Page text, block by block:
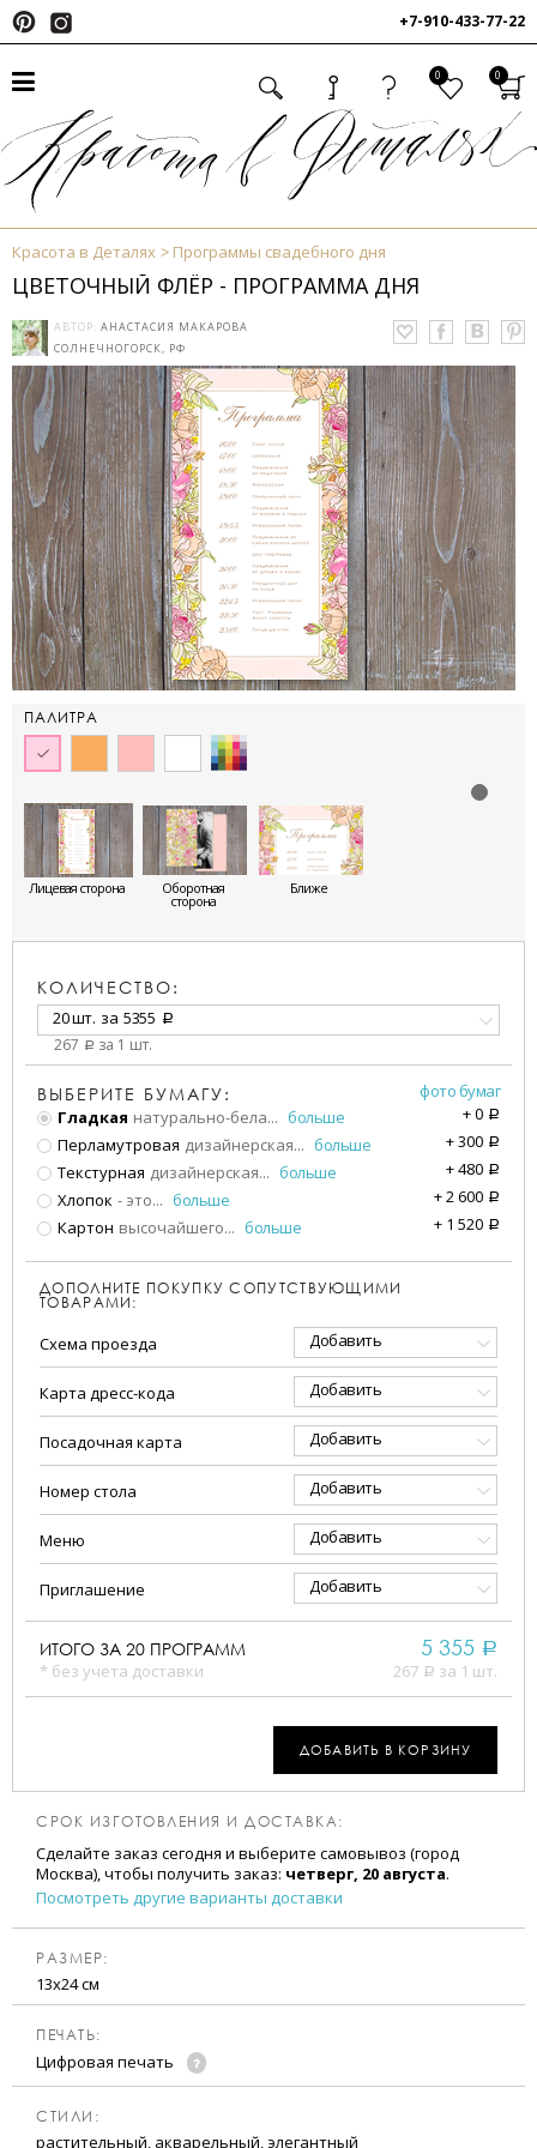
+7-910-433-77-22
0 0
Красота в Деталях Программы свадебного дня
ЦВЕТОЧНЫЙ ФЛЁР - ПРОГРАММА ДНЯ
АВТОР: АНАСТАСИЯ МАКАРОВА
СОЛНЕЧНОГОРСК, РФ
ПАЛИТРА
Лицевая сторона Оборотная
сторона
Ближе
КОЛИЧЕСТВО:
20 шт. за 5355 a
267 a за 1 шт.
ВЫБЕРИТЕ БУМАГУ:
фото бумаг
Гладкая натурально-бела... больше +0 a
Перламутровая дизайнерская... больше +300 a
Текстурная дизайнерская... больше +480 a
Хлопок - это... больше +2 600 a
Картон высочайшего... больше + 1 520 a
ДОПОЛНИТЕ ПОКУПКУ СОПУТСТВУЮЩИМИ
ТОВАРАМИ:
Схема проезда Добавить
Карта дресс-кода Добавить
Посадочная карта Добавить
Номер стола Добавить
Меню Добавить
Приглашение Добавить
ИТОГО ЗА 20 ПРОГРАММ
* без учета доставки
5 355 a
267 a за 1 шт.
ДОБАВИТЬ В КОРЗИНУ
СРОК ИЗГОТОВЛЕНИЯ И ДОСТАВКА:
Сделайте заказ сегодня и выберите самовывоз (город
Москва), чтобы получить заказ: четверг, 20 августа.
Посмотреть другие варианты доставки
РАЗМЕР:
13х24 см
ПЕЧАТЬ:
Цифровая печать
CТИЛИ:
растительный, акварельный, элегантный